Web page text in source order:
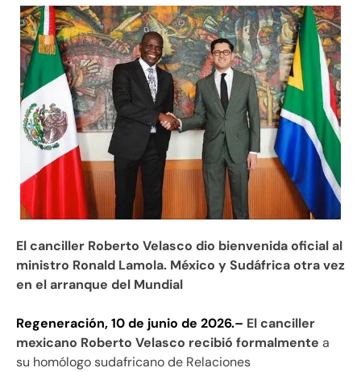
El canciller Roberto Velasco dio bienvenida oficial al
ministro Ronald Lamola. México y Sudáfrica otra vez
en el arranque del Mundial
Regeneración, 10 de junio de 2026.– El canciller
mexicano Roberto Velasco recibió formalmente a
su homólogo sudafricano de Relaciones